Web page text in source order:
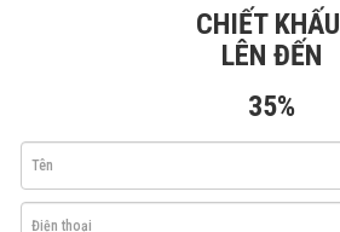
CHIẾT KHẤU
LÊN ĐẾN
35%